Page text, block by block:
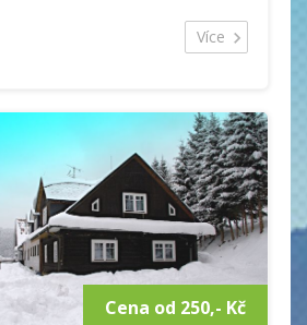
(4 lůžka + 2 přistýlky + 1 dětské
se dvěma křesly a rozkládacími
(lednička s mrazákem, mikrovlnná
sporák s troubou, nádobí pro
– 13 m2 (kuchyň s jídelnou je
pokojem)
postelí, dětským lůžkem a s
postelí a dvěmi
Více
Cena od 250,- Kč